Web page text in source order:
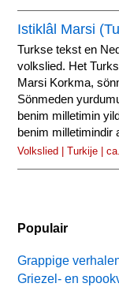
Istiklâl Marsi
Turkse tekst en
volkslied. Het
Marsi Korkma,
Sönmeden
benim milletimin
benim milletimindir
Volkslied | Turkije |
Populair
Grappige
Griezel- en